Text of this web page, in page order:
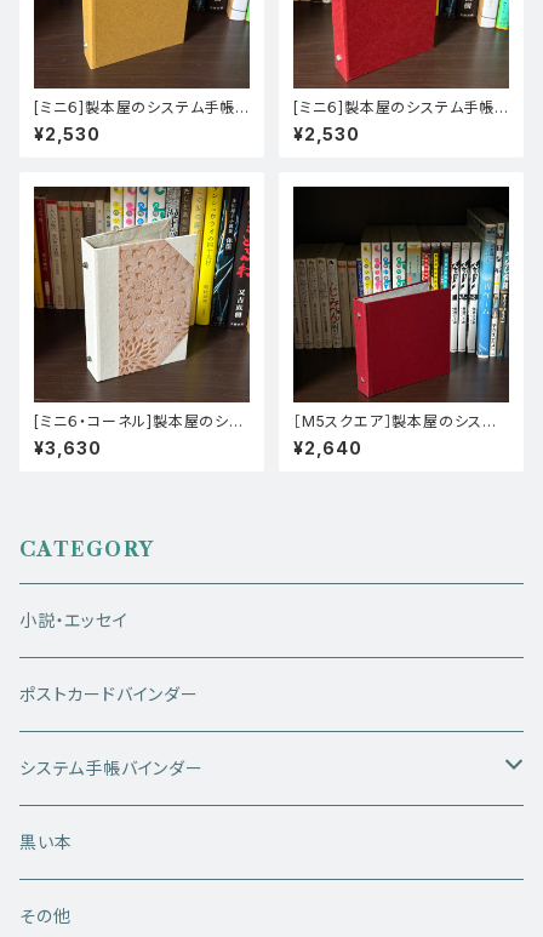
[ミニ６]製本屋のシステム手帳バ
インダー【ビオトープ（イエロー
オーカー）×FAVINI TOKYO（Iv
¥2,530
[ミニ６]製本屋のシステム手帳バ
インダー【ビオトープ（ベリーレッ
ド）×新アトモス（マリン）】
¥2,530
[ミニ６・コーネル]製本屋のシス
テム手帳バインダー【コーネル装
（プリントペーパー）】
¥3,630
［M5スクエア］製本屋のシステ
ム手帳バインダー【ジェラード
（しんく）×新アトモス（マリン）】
¥2,640
CATEGORY
小説・エッセイ
ポストカードバインダー
システム手帳バインダー
ミニ6サイズ
M5サイズ
黒い本
その他